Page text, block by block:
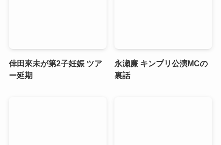
倖田來未が第2子妊娠 ツア
ー延期
永瀬廉 キンプリ公演MCの
裏話